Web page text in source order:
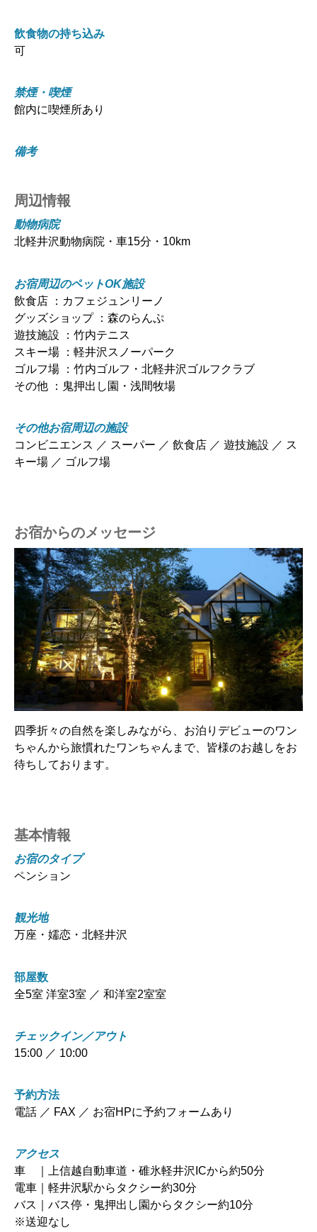
飲食物の持ち込み
可
禁煙・喫煙
館内に喫煙所あり
備考
周辺情報
動物病院
北軽井沢動物病院・車15分・10km
お宿周辺のペットOK施設
飲食店 ：カフェジュンリーノ
グッズショップ ：森のらんぷ
遊技施設 ：竹内テニス
スキー場 ：軽井沢スノーパーク
ゴルフ場 ：竹内ゴルフ・北軽井沢ゴルフクラブ
その他 ：鬼押出し園・浅間牧場
その他お宿周辺の施設
コンビニエンス ／ スーパー ／ 飲食店 ／ 遊技施設 ／ ス
キー場 ／ ゴルフ場
お宿からのメッセージ
四季折々の自然を楽しみながら、お泊りデビューのワン
ちゃんから旅慣れたワンちゃんまで、皆様のお越しをお
待ちしております。
基本情報
お宿のタイプ
ペンション
観光地
万座・嬬恋・北軽井沢
部屋数
全5室 洋室3室 ／ 和洋室2室室
チェックイン／アウト
15:00 ／ 10:00
予約方法
電話 ／ FAX ／ お宿HPに予約フォームあり
アクセス
車 ｜上信越自動車道・碓氷軽井沢ICから約50分
電車｜軽井沢駅からタクシー約30分
バス｜バス停・鬼押出し園からタクシー約10分
※送迎なし